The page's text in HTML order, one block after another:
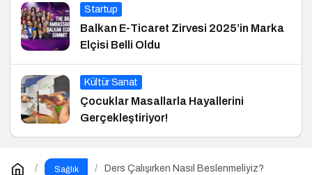
Startup
Balkan E-Ticaret Zirvesi 2025’in Marka
Elçisi Belli Oldu
Kültür Sanat
Çocuklar Masallarla Hayallerini
Gerçekleştiriyor!
Sağlık Ders Çalışırken Nasıl Beslenmeliyiz?